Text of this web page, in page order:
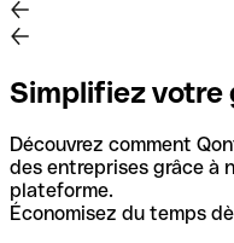
Simplifiez votre
Découvrez comment
des entreprises grâce à
plateforme.
Économisez du temps